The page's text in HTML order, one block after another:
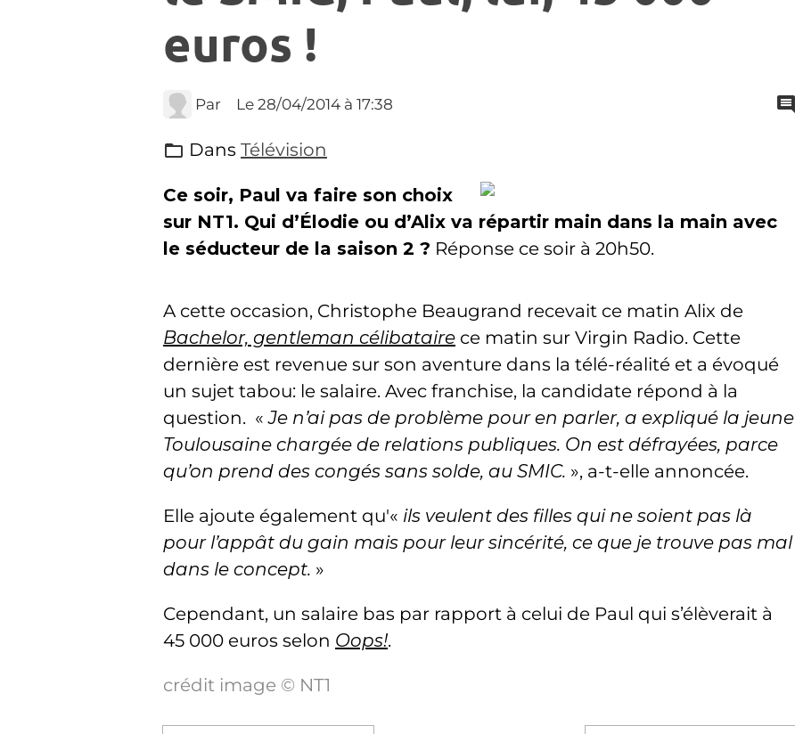
euros !
Par Le 28/04/2014 à 17:38
Dans Télévision
Ce soir, Paul va faire son choix
sur NT1. Qui d’Élodie ou d’Alix va répartir main dans la main avec
le séducteur de la saison 2 ? Réponse ce soir à 20h50.
A cette occasion, Christophe Beaugrand recevait ce matin Alix de
Bachelor, gentleman célibataire ce matin sur Virgin Radio. Cette
dernière est revenue sur son aventure dans la télé-réalité et a évoqué
un sujet tabou: le salaire. Avec franchise, la candidate répond à la
question. « Je n’ai pas de problème pour en parler, a expliqué la jeune
Toulousaine chargée de relations publiques. On est défrayées, parce
qu’on prend des congés sans solde, au SMIC. », a-t-elle annoncée.
Elle ajoute également qu'« ils veulent des filles qui ne soient pas là
pour l’appât du gain mais pour leur sincérité, ce que je trouve pas mal
dans le concept. »
Cependant, un salaire bas par rapport à celui de Paul qui s’élèverait à
45 000 euros selon Oops!.
crédit image © NT1